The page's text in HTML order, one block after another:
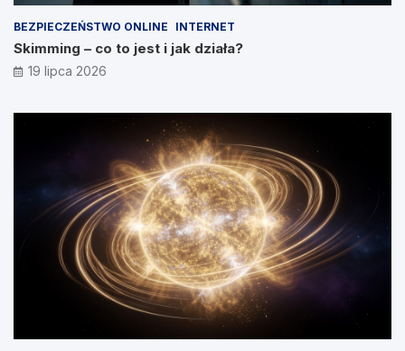
BEZPIECZEŃSTWO ONLINE INTERNET
Skimming – co to jest i jak działa?
19 lipca 2026